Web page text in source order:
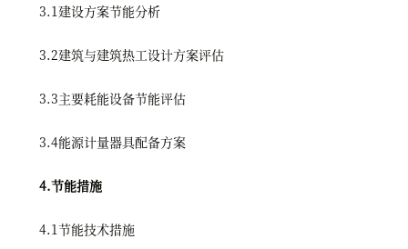
3.1建设方案节能分析
3.2建筑与建筑热工设计方案评估
3.3主要耗能设备节能评估
3.4能源计量器具配备方案
4.节能措施
4.1节能技术措施